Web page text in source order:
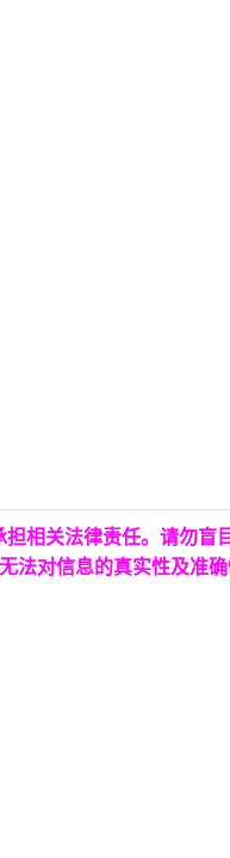
相关法律责任。请勿盲
法对信息的真实性及准